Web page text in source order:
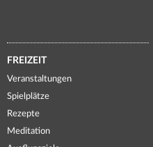
FREIZEIT
Veranstaltungen
Spielplätze
Rezepte
Meditation